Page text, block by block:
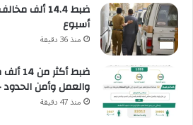
أسبوع
منذ 36 دقيقة
ضبط
والعمل وأمن
منذ 47 دقيقة